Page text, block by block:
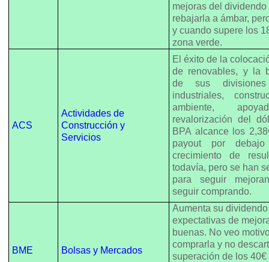
mejoras del
rebajarla a ámbar,
y cuando supere los
zona verde.
ACS
Actividades de
Construcción y
Servicios
El éxito de la
de renovables, y la
de sus
industriales,
ambiente,
revalorización del
BPA alcance los
payout por
crecimiento de
todavía, pero se han
para seguir
seguir comprando.
BME Bolsas y Mercados
Aumenta su
expectativas de
buenas. No veo
comprarla y no
superación de los 40€